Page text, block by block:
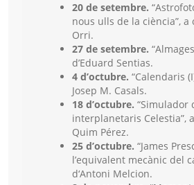
20 de setembre.
nous ulls de la ciència”, a
Orri.
27 de setembre.
d’Eduard Sentias.
4 d’octubre. “Calendaris
Josep M. Casals.
18 d’octubre. “Simulador
interplanetaris Celestia”,
Quim Pérez.
25 d’octubre. “James
l’equivalent mecànic del
d‘Antoni Melcion.